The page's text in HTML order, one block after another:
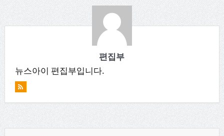
편집부
뉴스아이 편집부입니다.